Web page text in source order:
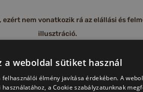
nem vonatkozik rá az elállási és
illusztráció.
AZ ÖSSZES TERMÉKHEZ
a weboldal sütiket használ
élmény javítása érdekében. A
a Cookie szabályzatunknak